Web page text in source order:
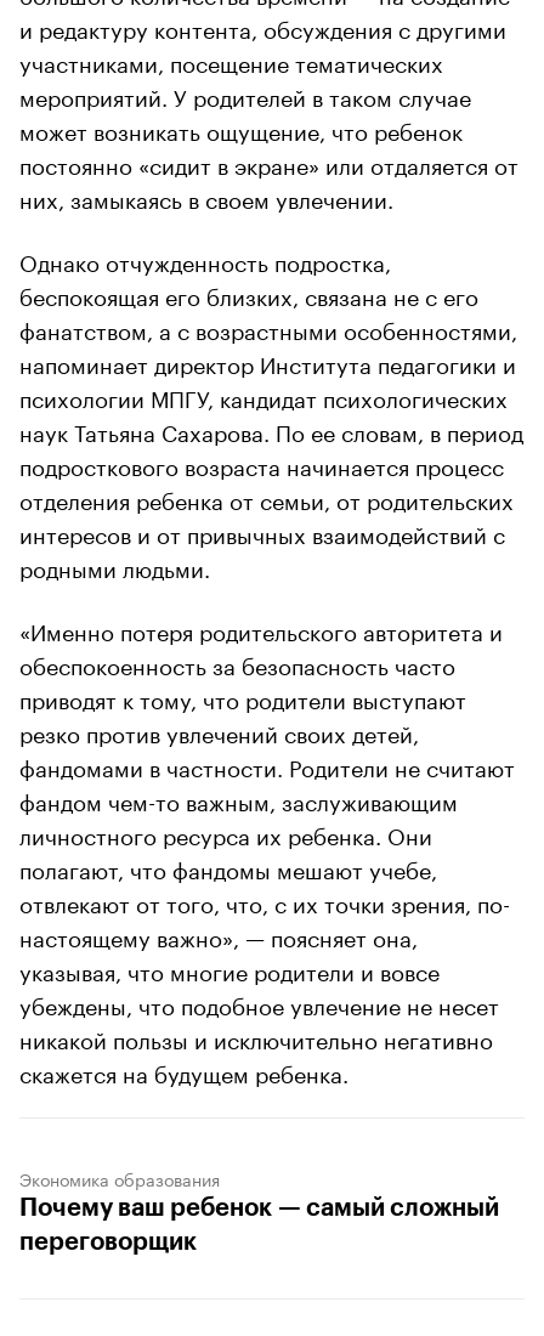
и редактуру контента, обсуждения с другими
участниками, посещение тематических
мероприятий. У родителей в таком случае
может возникать ощущение, что ребенок
постоянно «сидит в экране» или отдаляется от
них, замыкаясь в своем увлечении.
Однако отчужденность подростка,
беспокоящая его близких, связана не с его
фанатством, а с возрастными особенностями,
напоминает директор Института педагогики и
психологии МПГУ, кандидат психологических
наук Татьяна Сахарова. По ее словам, в период
подросткового возраста начинается процесс
отделения ребенка от семьи, от родительских
интересов и от привычных взаимодействий с
родными людьми.
«Именно потеря родительского авторитета и
обеспокоенность за безопасность часто
приводят к тому, что родители выступают
резко против увлечений своих детей,
фандомами в частности. Родители не считают
фандом чем-то важным, заслуживающим
личностного ресурса их ребенка. Они
полагают, что фандомы мешают учебе,
отвлекают от того, что, с их точки зрения, по-
настоящему важно», — поясняет она,
указывая, что многие родители и вовсе
убеждены, что подобное увлечение не несет
никакой пользы и исключительно негативно
скажется на будущем ребенка.
Экономика образования
Почему ваш ребенок — самый сложный
переговорщик